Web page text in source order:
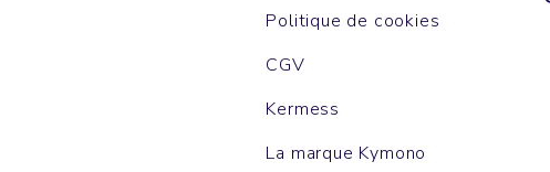
Politique de cookies
CGV
Kermess
La marque Kymono